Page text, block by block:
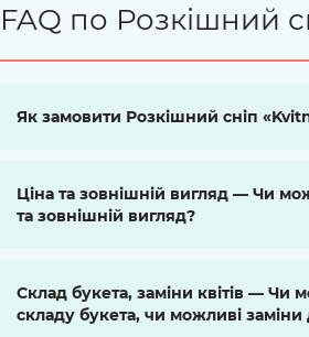
FAQ по Розкішний
Як замовити Розкішний сніп
Ціна та зовнішній вигляд — Чи
та зовнішній вигляд?
Склад букета, заміни квітів — Чи
складу букета, чи можливі заміни